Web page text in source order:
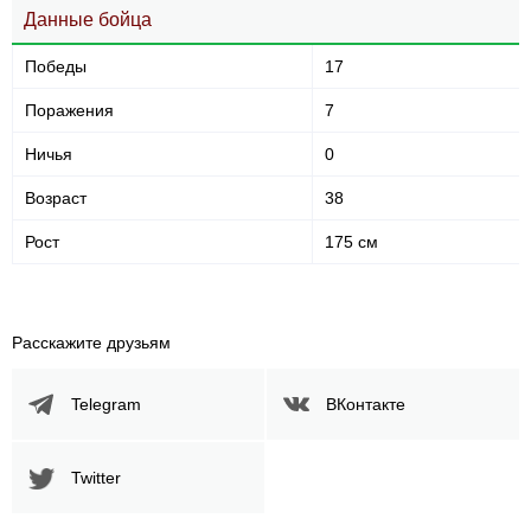
Данные бойца
Победы 17
Поражения 7
Ничья 0
Возраст 38
Рост 175 см
Расскажите друзьям
Telegram ВКонтакте
Twitter